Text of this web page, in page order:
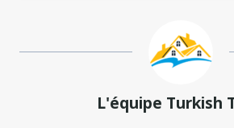
L'équipe Turkish